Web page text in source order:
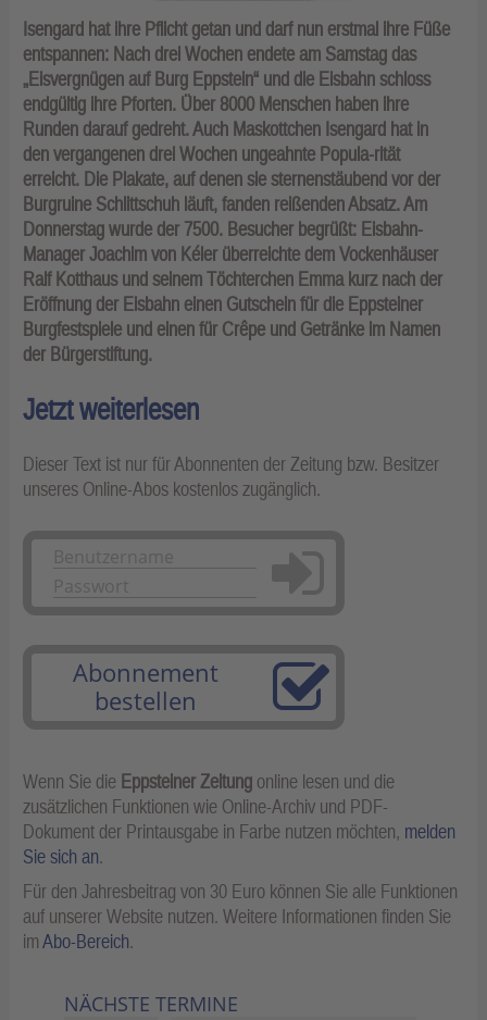
Isengard hat ihre Pflicht getan und darf nun erstmal ihre Füße
entspannen: Nach drei Wochen endete am Samstag das
„Eisvergnügen auf Burg Eppstein“ und die Eisbahn schloss
endgültig ihre Pforten. Über 8000 Menschen haben ihre
Runden darauf gedreht. Auch Maskottchen Isengard hat in
den vergangenen drei Wochen ungeahnte Popula-rität
erreicht. Die Plakate, auf denen sie sternenstäubend vor der
Burgruine Schlittschuh läuft, fanden reißenden Absatz. Am
Donnerstag wurde der 7500. Besucher begrüßt: Eisbahn-
Manager Joachim von Kéler überreichte dem Vockenhäuser
Ralf Kotthaus und seinem Töchterchen Emma kurz nach der
Eröffnung der Eisbahn einen Gutschein für die Eppsteiner
Burgfestspiele und einen für Crêpe und Getränke im Namen
der Bürgerstiftung.
Jetzt weiterlesen
Dieser Text ist nur für Abonnenten der Zeitung bzw. Besitzer
unseres Online-Abos kostenlos zugänglich.
Anmelden
Abonnement
bestellen
Wenn Sie die Eppsteiner Zeitung online lesen und die
zusätzlichen Funktionen wie Online-Archiv und PDF-
Dokument der Printausgabe in Farbe nutzen möchten, melden
Sie sich an.
Für den Jahresbeitrag von 30 Euro können Sie alle Funktionen
auf unserer Website nutzen. Weitere Informationen finden Sie
imAbo-Bereich.
NÄCHSTE TERMINE